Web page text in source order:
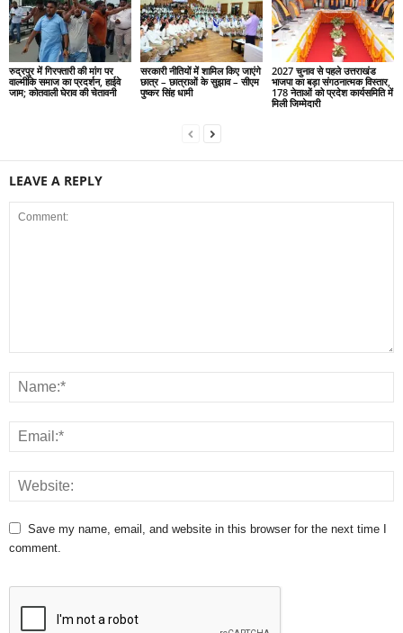
रुद्रपुर में गिरफ्तारी की मांग पर
वाल्मीकि समाज का प्रदर्शन, हाईवे
जाम; कोतवाली घेराव की चेतावनी
सरकारी नीतियों में शामिल किए जाएंगे
छात्र – छात्राओं के सुझाव – सीएम
पुष्कर सिंह धामी
2027 चुनाव से पहले उत्तराखंड
भाजपा का बड़ा संगठनात्मक विस्तार,
178 नेताओं को प्रदेश कार्यसमिति में
मिली जिम्मेदारी
LEAVE A REPLY
Save my name, email, and website in this browser for the next time I
comment.